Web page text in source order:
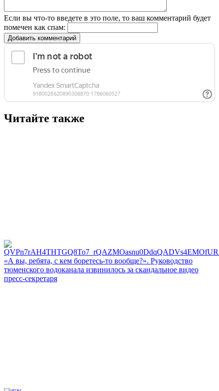
Если вы что-то введете в это поле, то ваш комментарий будет
помечен как спам:
Добавить комментарий
Читайте также
«А вы, ребята, с кем боретесь‑то вообще?». Руководство
тюменского водоканала извинилось за скандальное видео
пресс-секретаря